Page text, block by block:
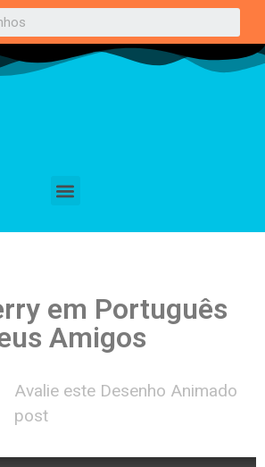
em Português
Amigos
Avalie este Desenho Animado
post